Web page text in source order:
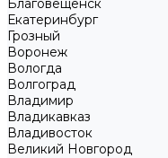
Благовещенск
Екатеринбург
Грозный
Воронеж
Вологда
Волгоград
Владимир
Владикавказ
Владивосток
Великий Новгород